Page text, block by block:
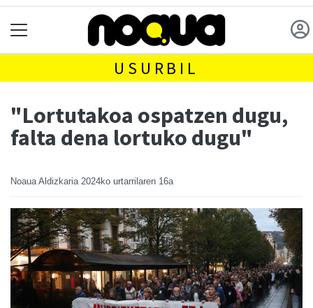
USURBIL
"Lortutakoa ospatzen dugu,
falta dena lortuko dugu"
Noaua Aldizkaria 2024ko urtarrilaren 16a